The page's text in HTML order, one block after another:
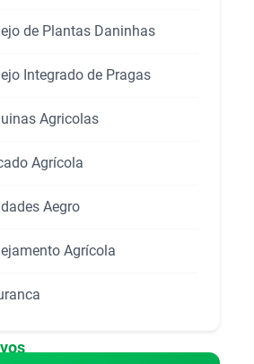
de Plantas Daninhas
Integrado de Pragas
Agricolas
Agrícola
Aegro
Agrícola